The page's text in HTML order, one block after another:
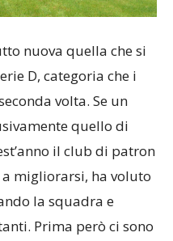
nuova quella che si
D, categoria che i
volta. Se un
quello di
il club di patron
migliorarsi, ha voluto
la squadra e
Prima però ci sono